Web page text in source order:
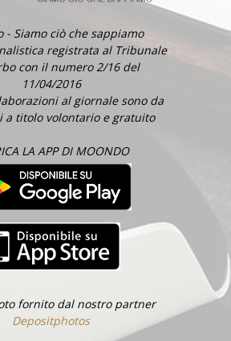
- Siamo ciò che sappiamo
registrata al Tribunale
con il numero 2/16 del
11/04/2016
al giornale sono da
a titolo volontario e gratuito
LA APP DI MOONDO
fornito dal nostro partner
Depositphotos